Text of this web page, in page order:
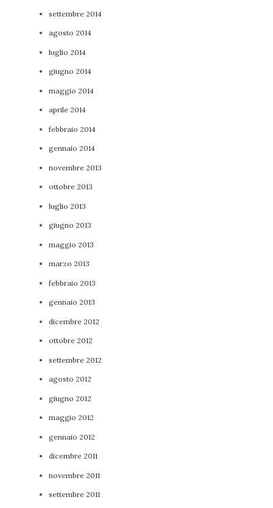
settembre 2014
agosto 2014
luglio 2014
giugno 2014
maggio 2014
aprile 2014
febbraio 2014
gennaio 2014
novembre 2013
ottobre 2013
luglio 2013
giugno 2013
maggio 2013
marzo 2013
febbraio 2013
gennaio 2013
dicembre 2012
ottobre 2012
settembre 2012
agosto 2012
giugno 2012
maggio 2012
gennaio 2012
dicembre 2011
novembre 2011
settembre 2011